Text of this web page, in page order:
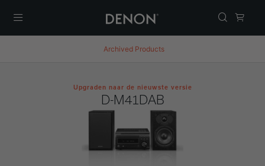
Archived Products
Upgraden naar de nieuwste versie
D-M41DAB